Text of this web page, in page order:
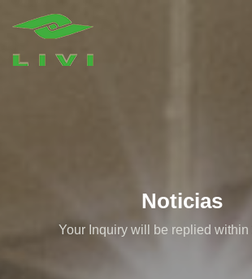
Noticias
Your Inquiry will be replied within